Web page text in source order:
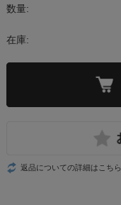
数量:
在庫:
返品についての詳細はこちら